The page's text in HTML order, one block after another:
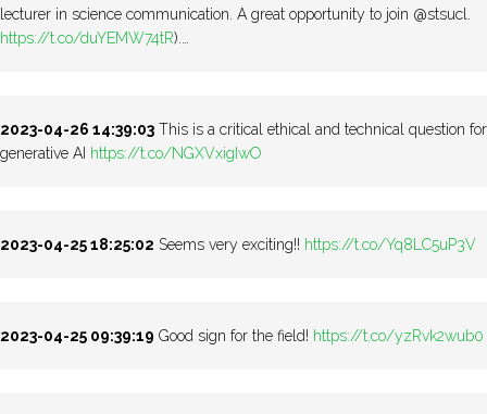
lecturer in science communication. A great opportunity to join @stsucl.
https://t.co/duYEMW74tR).…
2023-04-26 14:39:03 This is a critical ethical and technical question for
generative AI https://t.co/NGXVxigIwO
2023-04-25 18:25:02 Seems very exciting!! https://t.co/Yq8LC5uP3V
2023-04-25 09:39:19 Good sign for the field! https://t.co/yzRvk2wub0